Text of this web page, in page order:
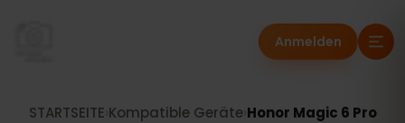
Anmelden
STARTSEITE Kompatible Geräte› Honor Magic 6 Pro